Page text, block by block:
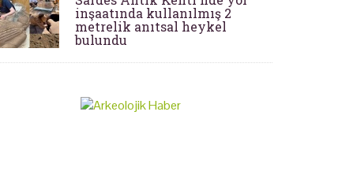
inşaatında kullanılmış 2
metrelik anıtsal heykel
bulundu